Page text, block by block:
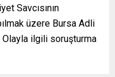
Savcısının
üzere Bursa Adli
Olayla ilgili soruşturma